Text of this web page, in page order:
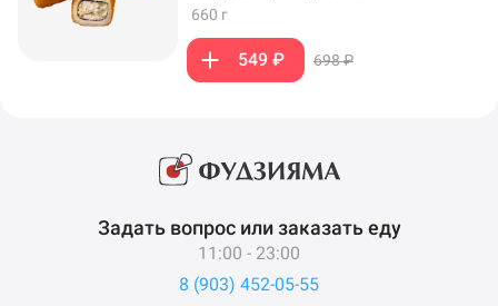
660 г
549 ₽ 698 ₽
Задать вопрос или заказать еду
11:00 - 23:00
8 (903) 452-05-55